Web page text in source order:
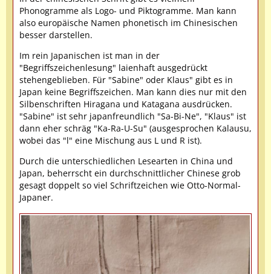
Phonogramme als Logo- und Piktogramme. Man kann
also europäische Namen phonetisch im Chinesischen
besser darstellen.
Im rein Japanischen ist man in der
"Begriffszeichenlesung" laienhaft ausgedrückt
stehengeblieben. Für "Sabine" oder Klaus" gibt es in
Japan keine Begriffszeichen. Man kann dies nur mit den
Silbenschriften Hiragana und Katagana ausdrücken.
"Sabine" ist sehr japanfreundlich "Sa-Bi-Ne", "Klaus" ist
dann eher schräg "Ka-Ra-U-Su" (ausgesprochen Kalausu,
wobei das "l" eine Mischung aus L und R ist).
Durch die unterschiedlichen Lesearten in China und
Japan, beherrscht ein durchschnittlicher Chinese grob
gesagt doppelt so viel Schriftzeichen wie Otto-Normal-
Japaner.